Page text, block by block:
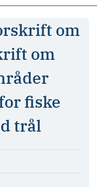
om
om
fiske
trål